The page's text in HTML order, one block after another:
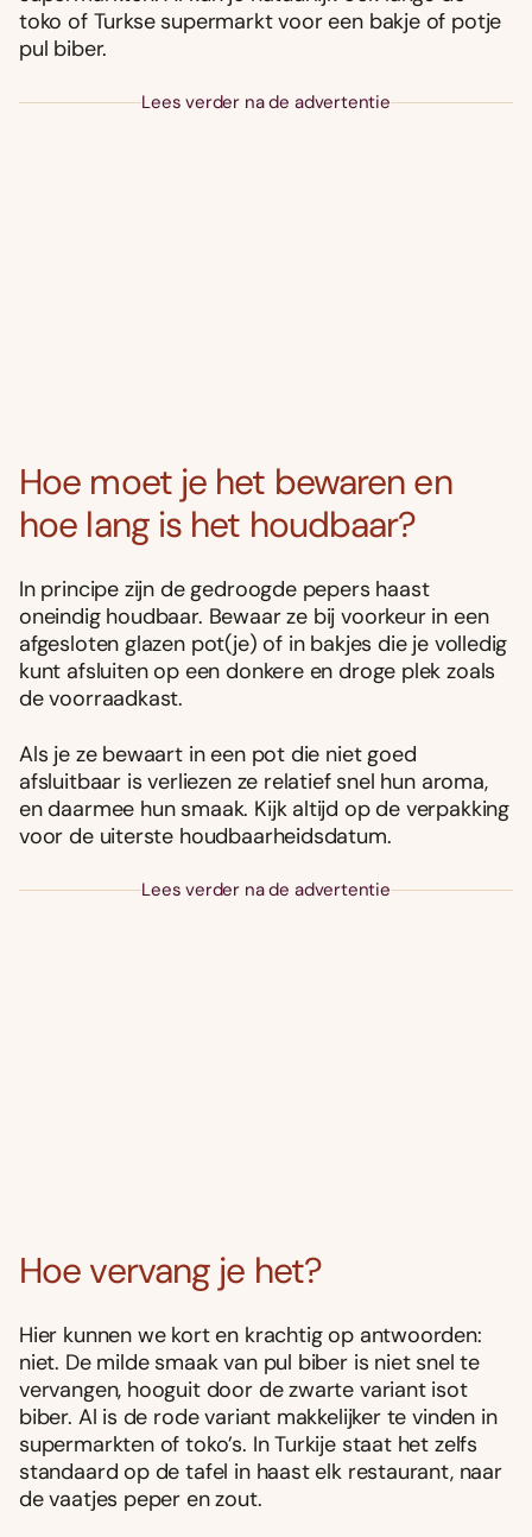
toko of Turkse supermarkt voor een bakje of potje
pul biber.
Lees verder na de advertentie
Hoe moet je het bewaren en
hoe lang is het houdbaar?
In principe zijn de gedroogde pepers haast
oneindig houdbaar. Bewaar ze bij voorkeur in een
afgesloten glazen pot(je) of in bakjes die je volledig
kunt afsluiten op een donkere en droge plek zoals
de voorraadkast.
Als je ze bewaart in een pot die niet goed
afsluitbaar is verliezen ze relatief snel hun aroma,
en daarmee hun smaak. Kijk altijd op de verpakking
voor de uiterste houdbaarheidsdatum.
Lees verder na de advertentie
Hoe vervang je het?
Hier kunnen we kort en krachtig op antwoorden:
niet. De milde smaak van pul biber is niet snel te
vervangen, hooguit door de zwarte variant isot
biber. Al is de rode variant makkelijker te vinden in
supermarkten of toko’s. In Turkije staat het zelfs
standaard op de tafel in haast elk restaurant, naar
de vaatjes peper en zout.